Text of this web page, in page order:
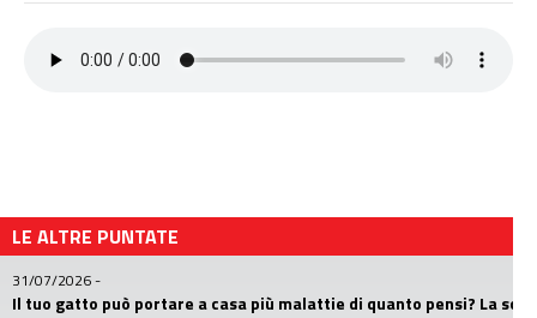
LE ALTRE PUNTATE
31/07/2026-
Il tuo gatto può portare a casa più malattie di quanto pensi? La